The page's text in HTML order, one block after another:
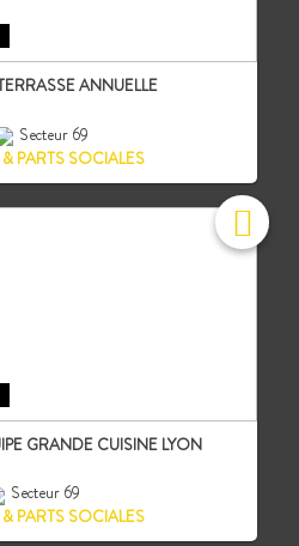
ANNUELLE
Secteur 69
PARTS SOCIALES
GRANDE CUISINE LYON
Secteur 69
PARTS SOCIALES